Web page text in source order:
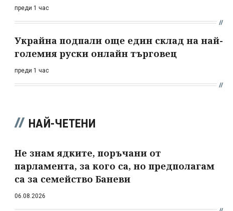
преди 1 час
Украйна подпали още един склад на най-
големия руски онлайн търговец
преди 1 час
НАЙ-ЧЕТЕНИ
Не знам ядките, поръчани от
парламента, за кого са, но предполагам
са за семейство Баневи
06.08.2026